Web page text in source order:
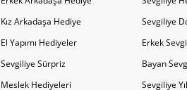
Kız Arkadaşa Hediye
El Yapımı Hediyeler
Sevgiliye Sürpriz
Meslek Hediyeleri
Sevgiliye
Erkek
Bayan
Sevgiliye